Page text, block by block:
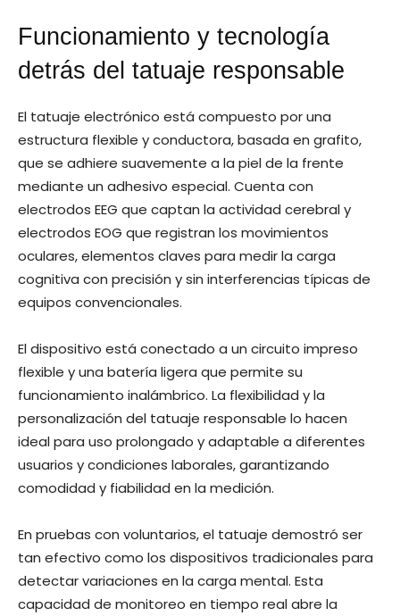
Funcionamiento y tecnología
detrás del tatuaje responsable
El tatuaje electrónico está compuesto por una
estructura flexible y conductora, basada en grafito,
que se adhiere suavemente a la piel de la frente
mediante un adhesivo especial. Cuenta con
electrodos EEG que captan la actividad cerebral y
electrodos EOG que registran los movimientos
oculares, elementos claves para medir la carga
cognitiva con precisión y sin interferencias típicas de
equipos convencionales.
El dispositivo está conectado a un circuito impreso
flexible y una batería ligera que permite su
funcionamiento inalámbrico. La flexibilidad y la
personalización del tatuaje responsable lo hacen
ideal para uso prolongado y adaptable a diferentes
usuarios y condiciones laborales, garantizando
comodidad y fiabilidad en la medición.
En pruebas con voluntarios, el tatuaje demostró ser
tan efectivo como los dispositivos tradicionales para
detectar variaciones en la carga mental. Esta
capacidad de monitoreo en tiempo real abre la